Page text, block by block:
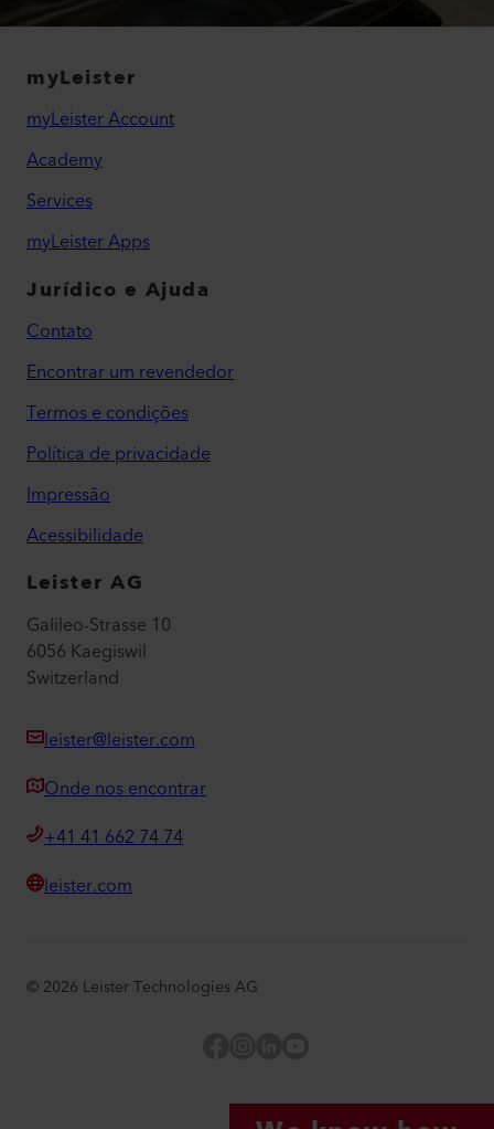
myLeister
myLeister Account
Academy
Services
myLeister Apps
Jurídico e Ajuda
Contato
Encontrar um revendedor
Termos e condições
Política de privacidade
Impressão
Acessibilidade
Leister AG
Galileo-Strasse 10
6056 Kaegiswil
Switzerland
leister@leister.com
Onde nos encontrar
+41 41 662 74 74
leister.com
© 2026 Leister Technologies AG